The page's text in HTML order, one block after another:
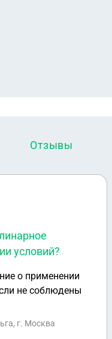
Отзывы
условий?
о применении
не соблюдены
г. Москва